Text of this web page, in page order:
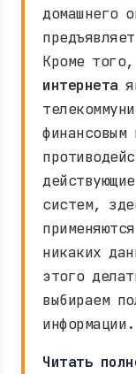
домашнего
Кроме
интернета
финансовым
систем,
никаких
этого
выбираем
информации.
Читать